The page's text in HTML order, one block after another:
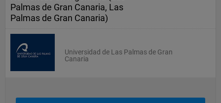
Palmas de Gran Canaria, Las
Palmas de Gran Canaria)
Universidad de Las Palmas de Gran
Canaria